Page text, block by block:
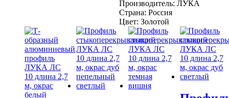
длина
2,7
м,
окрас
золото
Производитель: ЛУКА
Страна: Россия
Цвет: Золотой